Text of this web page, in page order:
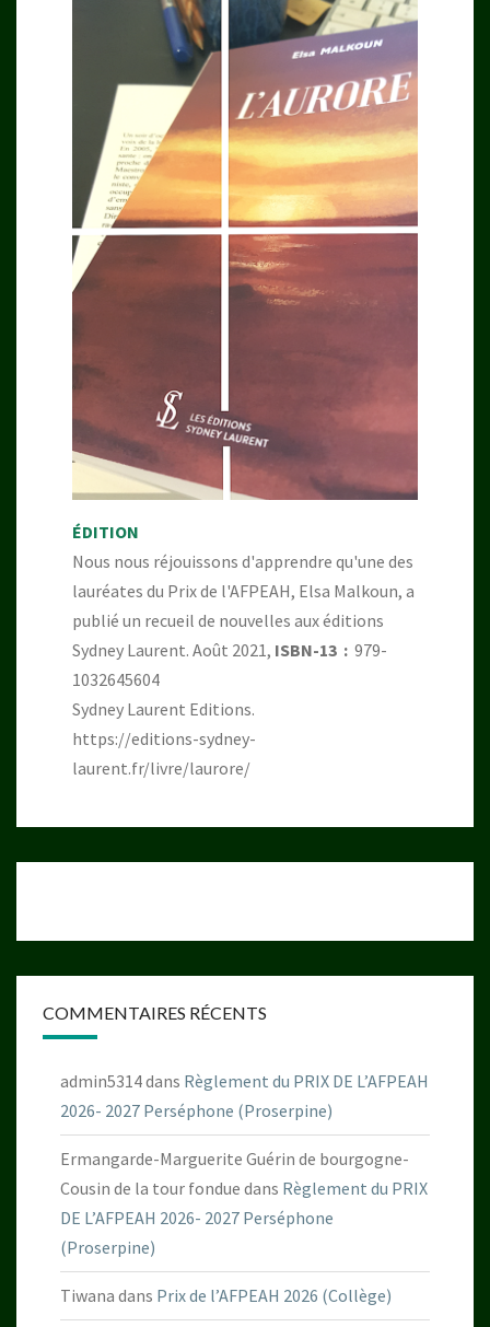
ÉDITION
Nous nous réjouissons d'apprendre qu'une des
lauréates du Prix de l'AFPEAH, Elsa Malkoun, a
publié un recueil de nouvelles aux éditions
Sydney Laurent. Août 2021,
ISBN-13 ‏ : ‎ 979-
1032645604
Sydney Laurent Editions.
https://editions-sydney-
laurent.fr/livre/laurore/
COMMENTAIRES RÉCENTS
admin5314dans Règlement du PRIX DE L’AFPEAH
2026- 2027 Perséphone (Proserpine)
Ermangarde-Marguerite Guérin de bourgogne-
Cousin de la tour fondue dans Règlement du PRIX
DE L’AFPEAH 2026- 2027 Perséphone
(Proserpine)
Tiwana dans Prix de l’AFPEAH 2026 (Collège)